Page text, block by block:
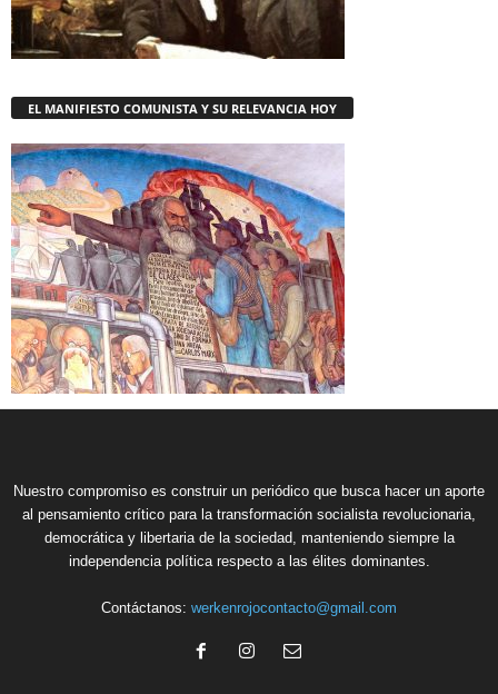
EL MANIFIESTO COMUNISTA Y SU RELEVANCIA HOY
Nuestro compromiso es construir un periódico que busca hacer un aporte
al pensamiento crítico para la transformación socialista revolucionaria,
democrática y libertaria de la sociedad, manteniendo siempre la
independencia política respecto a las élites dominantes.
Contáctanos: werkenrojocontacto@gmail.com